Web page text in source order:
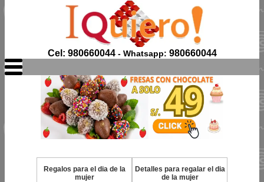
Cel: 980660044- Whatsapp: 980660044
Regalos para el dia de la
mujer
Detalles para regalar el dia
de la mujer